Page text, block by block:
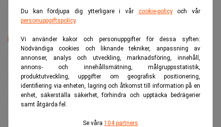
Du kan fördjupa dig ytterligare i vår cookie-policyoch vår
personuppgiftspolicy.
Vi använder kakor och personuppgifter för dessa syften:
Nödvändiga cookies och liknande tekniker, anpassning av
annonser, analys och utveckling, marknadsföring, innehåll,
annons- och innehållsmätning, målgruppsstatistik,
produktutveckling, uppgifter om geografisk positionering,
identifiering via enheten, lagring och åtkomst till information på en
enhet, säkerställa säkerhet, förhindra och upptäcka bedrägerier
samt åtgärda fel.
Se våra 104 partners
Senaste lediga jobben
Bolagsjurist till Eltel AB
Placering:Bromma, Stockholm
Sista ansökningsdag:21/08/2026
Medarbetare inom Intern styrning och kontroll till Alecta